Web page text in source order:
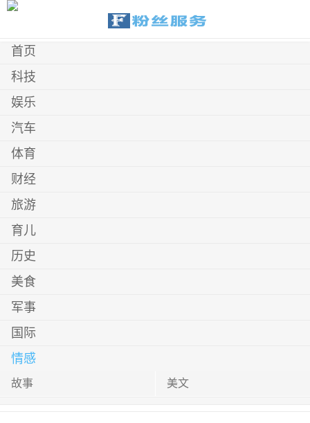
首页
科技
娱乐
汽车
体育
财经
旅游
育儿
历史
美食
军事
国际
情感
故事 美文